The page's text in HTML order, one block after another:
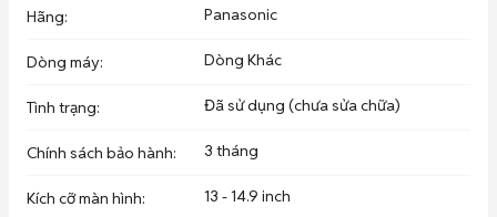
Bảo hành 3 tháng (toàn bộ máy, linh kiện...)
Địa Chỉ: Đường Trần Nam Phú xéo xéo Đại Học Y Dược, đi gần
House - Thọ BS GYM, chạy thẳng vô đường xi măng khoảng
hẻm lò mổ)
Hãng: Panasonic
Dòng máy: Dòng Khác
Tình trạng: Đã sử dụng (chưa sửa chữa)
Chính sách bảo hành: 3 tháng
Kích cỡ màn hình: 13 - 14.9 inch